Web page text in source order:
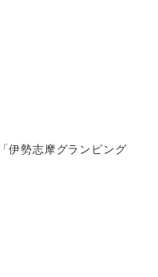
伊勢志摩グランピング